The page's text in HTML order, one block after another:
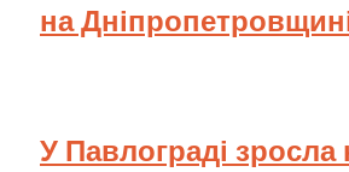
на
У Павлограді зросла